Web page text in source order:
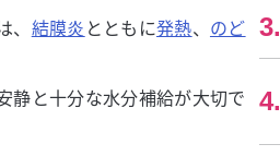
、 結膜炎 とともに発熱、 のど
静と十分な水分補給が大切で
3.
4.